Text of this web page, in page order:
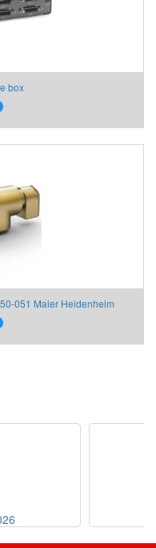
box
051 Maier Heidenheim
giá tốt 30-07-2026